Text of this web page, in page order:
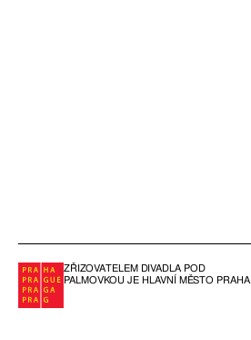
ZŘIZOVATELEM DIVADLA POD
PALMOVKOU JE HLAVNÍ MĚSTO PRAHA